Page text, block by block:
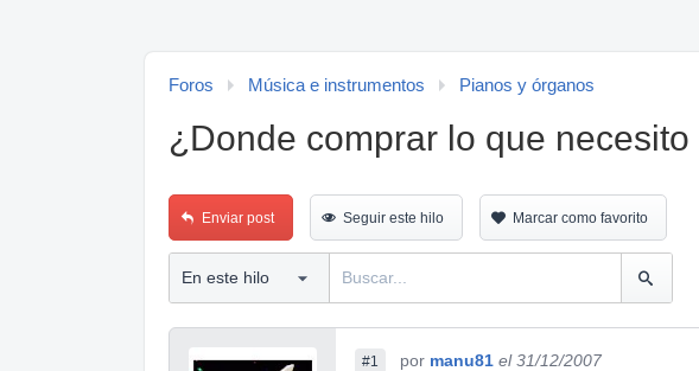
Foros Música e instrumentos Pianos y órganos
¿Donde comprar lo que
Enviar post Seguir este hilo Marcar como favorito
#1 por manu81 el 31/12/2007